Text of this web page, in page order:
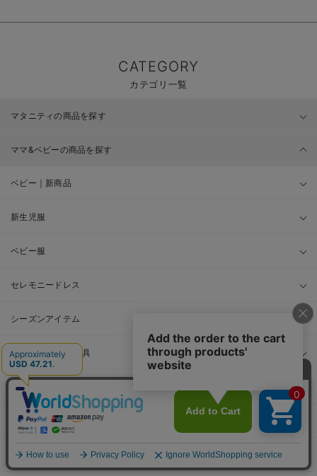
CATEGORY
カテゴリ一覧
マタニティの商品を探す
ママ&ベビーの商品を探す
ベビー｜新商品
新生児服
ベビー服
セレモニードレス
シーズンアイテム
ベビー・新生児 寝具
ベビー 雑貨
お出かけグッズ
ギフト